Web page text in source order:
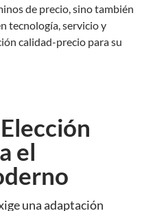
de precio, sino también
tecnología, servicio y
calidad-precio para su
el
una adaptación